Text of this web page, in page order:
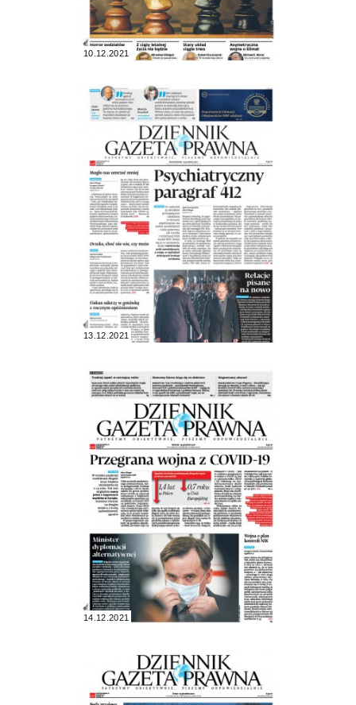
10.12.2021
13.12.2021
14.12.2021